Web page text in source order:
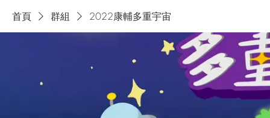
首頁 群組 2022康輔多重宇宙